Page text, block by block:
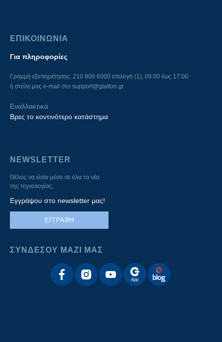
ΕΠΙΚΟΙΝΩΝΙΑ
Για πληροφορίες
Γραμμή εξυπηρέτησης: 210 800 6000 επιλογή (1), 09:00 έως 17:00
ή στείλε μας e-mail στο support@gtattoo.gr
Εναλλακτικά
Βρες το κοντινότερο κατάστημα
NEWSLETTER
Θέλεις να είσαι μέσα σε όλα τα νέα
της τεχνολογίας;
Εγγράψου στο newsletter μας!
ΕΓΓΡΑΦΗ
ΣΥΝΔΕΣΟΥ ΜΑΖΙ ΜΑΣ